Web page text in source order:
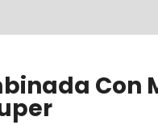
Con